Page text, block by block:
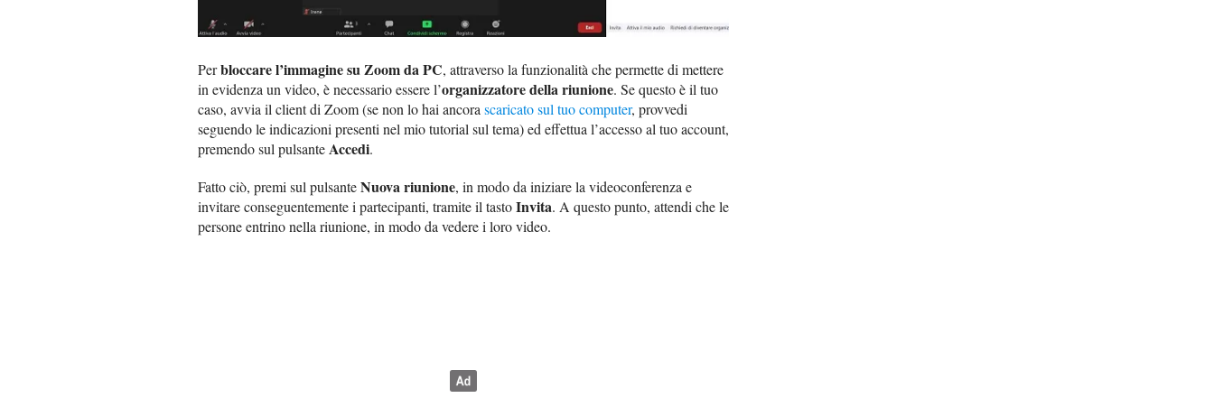
Perbloccare l’immagine su Zoom da PC, attraverso la funzionalità che permette di mettere
in evidenza un video, è necessario essere l’organizzatore della riunione. Se questo è il tuo
caso, avvia il client di Zoom (se non lo hai ancora scaricato sul tuo computer, provvedi
seguendo le indicazioni presenti nel mio tutorial sul tema) ed effettua l’accesso al tuo account,
premendo sul pulsanteAccedi.
Fatto ciò, premi sul pulsanteNuova riunione, in modo da iniziare la videoconferenza e
invitare conseguentemente i partecipanti, tramite il tastoInvita. A questo punto, attendi che le
persone entrino nella riunione, in modo da vedere i loro video.